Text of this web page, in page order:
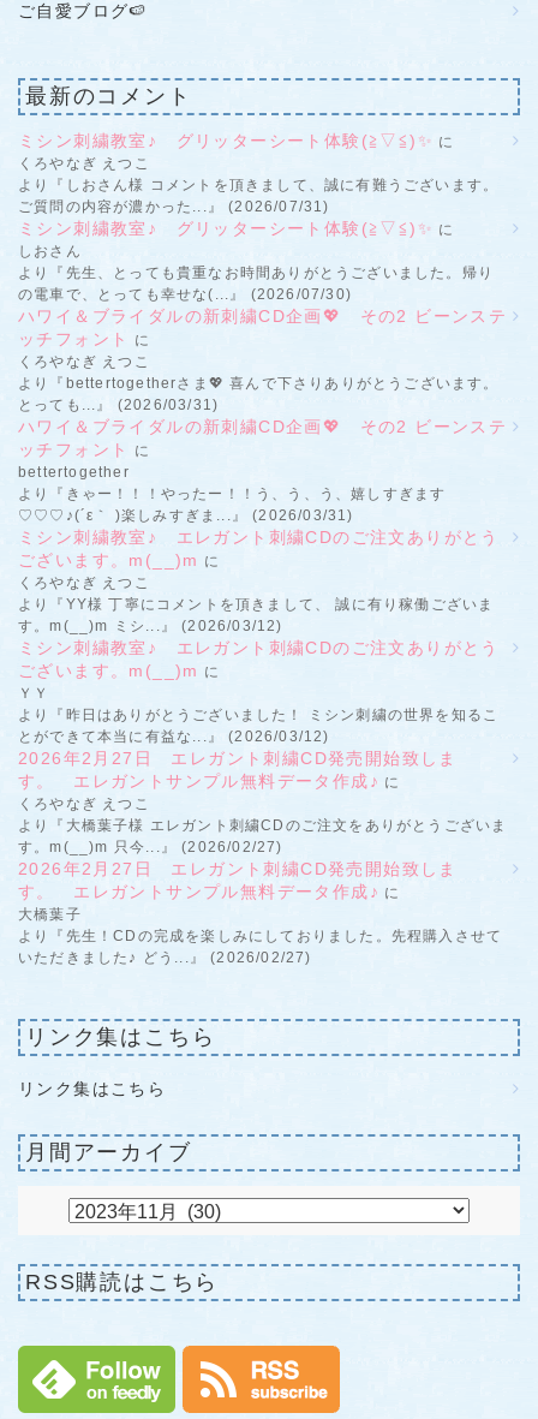
ご自愛ブログ🍉
最新のコメント
ミシン刺繍教室♪ グリッターシート体験(≧▽≦)✨ に
くろやなぎ えつこ
より『しおさん様 コメントを頂きまして、誠に有難うございます。
ご質問の内容が濃かった...』 (2026/07/31)
ミシン刺繍教室♪ グリッターシート体験(≧▽≦)✨ に
しおさん
より『先生、とっても貴重なお時間ありがとうございました。帰り
の電車で、とっても幸せな(...』 (2026/07/30)
ハワイ＆ブライダルの新刺繍CD企画💖 その2 ビーンステ
ッチフォント
に
くろやなぎ えつこ
より『bettertogetherさま💖 喜んで下さりありがとうございます。
とっても...』 (2026/03/31)
ハワイ＆ブライダルの新刺繍CD企画💖 その2 ビーンステ
ッチフォント
に
bettertogether
より『きゃー！！！やったー！！う、う、う、嬉しすぎます
♡♡♡♪(´ε｀ )楽しみすぎま...』 (2026/03/31)
ミシン刺繍教室♪ エレガント刺繍CDのご注文ありがとう
ございます。m(__)m に
くろやなぎ えつこ
より『YY様 丁寧にコメントを頂きまして、 誠に有り稼働ございま
す。m(__)m ミシ...』 (2026/03/12)
ミシン刺繍教室♪ エレガント刺繍CDのご注文ありがとう
ございます。m(__)m に
ＹＹ
より『昨日はありがとうございました！ ミシン刺繍の世界を知るこ
とができて本当に有益な...』 (2026/03/12)
2026年2月27日 エレガント刺繍CD発売開始致しま
す。 エレガントサンプル無料データ作成♪ に
くろやなぎ えつこ
より『大橋葉子様 エレガント刺繍CDのご注文をありがとうございま
す。m(__)m 只今...』 (2026/02/27)
2026年2月27日 エレガント刺繍CD発売開始致しま
す。 エレガントサンプル無料データ作成♪ に
大橋葉子
より『先生！CDの完成を楽しみにしておりました。先程購入させて
いただきました♪ どう...』 (2026/02/27)
リンク集はこちら
リンク集はこちら
月間アーカイブ
RSS購読はこちら